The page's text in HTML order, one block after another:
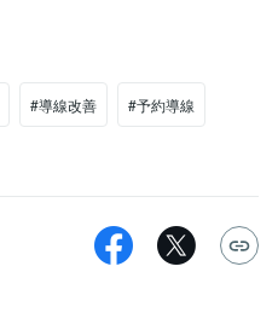
#導線改善 #予約導線